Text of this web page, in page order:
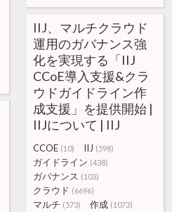
IIJ、マルチクラウド
運用のガバナンス強
化を実現する「IIJ
CCoE導入支援&クラ
ウドガイドライン作
成支援」を提供開始 |
IIJについて | IIJ
CCOE (10) IIJ (598)
ガイドライン (438)
ガバナンス (103)
クラウド (6696)
マルチ (573) 作成 (1073)